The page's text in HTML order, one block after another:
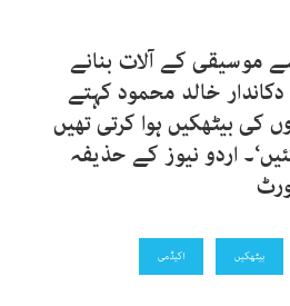
40 برس سے موسیقی کے آلات بنانے
خالد محمود کہتے
کی بیٹھکیں ہوا کرتی تھیں
اردو نیوز کے حذیفہ
بیٹھکیں اکیڈمی